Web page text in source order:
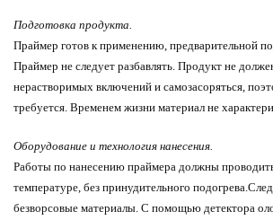
Подготовка продукта.
Праймер готов к применению, предварительной
Праймер не следует разбавлять. Продукт не
нерастворимых включений и самозасоряться,
требуется. Временем жизни материал не
Оборудование и технология нанесения.
Работы по нанесению праймера должны
температуре, без принудительного
безворсовые материалы. С помощью детектора